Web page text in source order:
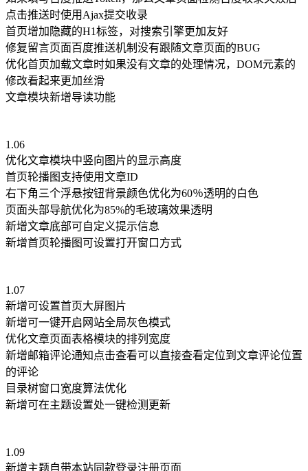
点击推送时使用Ajax提交收录
首页增加隐藏的H1标签，对搜索引擎更加友好
修复留言页面百度推送机制没有跟随文章页面的BUG
优化首页加载文章时如果没有文章的处理情况，DOM元素的
修改看起来更加丝滑
文章模块新增导读功能
1.06
优化文章模块中竖向图片的显示高度
首页轮播图支持使用文章ID
右下角三个浮悬按钮背景颜色优化为60％透明的白色
页面头部导航优化为85%的毛玻璃效果透明
新增文章底部可自定义提示信息
新增首页轮播图可设置打开窗口方式
1.07
新增可设置首页大屏图片
新增可一键开启网站全局灰色模式
优化文章页面表格模块的排列宽度
新增邮箱评论通知点击查看可以直接查看定位到文章评论位置
的评论
目录树窗口宽度算法优化
新增可在主题设置处一键检测更新
1.09
新增主题自带本站同款登录注册页面